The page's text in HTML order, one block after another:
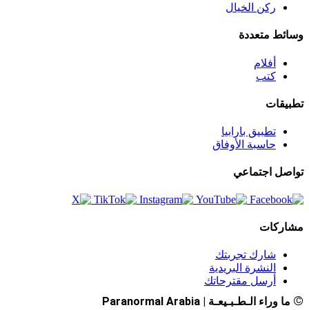
ركن الخيال
وسائط متعددة
أفلام
كتب
تطبيقات
تطبيق بارابيا
حاسبة الأوفاق
تواصل اجتماعي
مشاركات
شارك تجربتك
النشرة البريدية
أرسل مقترحاتك
© ما وراء الـطـبـيعـة | Paranormal Arabia